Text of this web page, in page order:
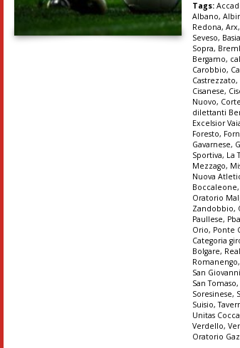
Tags:
Albano,
Redona,Arx
Seveso,
Sopra,
Bergamo,
Carobbio,
Castrezzato,
Cisanese,
Nuovo,
dilettanti
Excelsior
Foresto,
Gavarnese,
Sportiva, La
Mezzago,
Nuova
Boccaleone,
Oratorio
Zandobbio,
Paullese,
Orio, Ponte
Categoria
Bolgare,
Romanengo,
San
San Tomaso,
Soresinese,
Suisio,
Unitas
Verdello,
Oratorio